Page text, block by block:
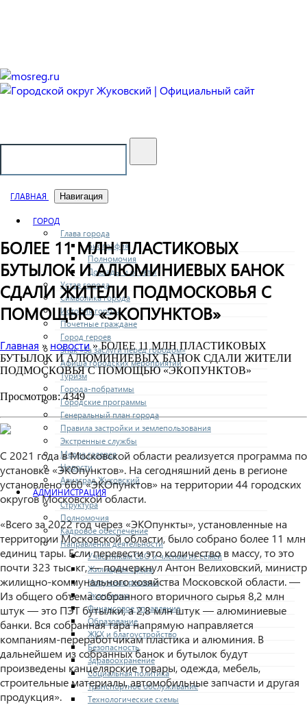
ГЛАВНАЯ Навигация
ГОРОД
Глава города
Биография
Полномочия
Доклады и отчеты
Устав города
Символика города
История города
Почетные граждане
Город героев
Знак «За заслуги перед городом»
Афиша городских мероприятий
Туризм
Города-побратимы
Городские программы
Генеральный план города
Правила застройки и землепользования
Экстренные службы
Медиа галерея
Новости
Авиаград Жуковский
АДМИНИСТРАЦИЯ
Структура
Полномочия
Кадровое обеспечение
Направления деятельности
Участникам СВО и членам их семей
Жилищная сфера
Наружная реклама
Экономика
Финансовое управление
Образование
ЖКХ и благоустройство
Безопасность
Здравоохранение
Социальная политика
Транспортное обслуживание
Технологические схемы
БОЛЕЕ 11 МЛН ПЛАСТИКОВЫХ
БУТЫЛОК И АЛЮМИНИЕВЫХ БАНОК
СДАЛИ ЖИТЕЛИ ПОДМОСКОВЬЯ С
ПОМОЩЬЮ «ЭКОПУНКТОВ»
Главная » новости » БОЛЕЕ 11 МЛН ПЛАСТИКОВЫХ
БУТЫЛОК И АЛЮМИНИЕВЫХ БАНОК СДАЛИ ЖИТЕЛИ
ПОДМОСКОВЬЯ С ПОМОЩЬЮ «ЭКОПУНКТОВ»
Просмотров: 4349
С 2021 года в Московской области реализуется программа по
установке «ЭКОпунктов». На сегодняшний день в регионе
установлено 660 «ЭКОпунктов» на территории 44 городских
округов Московской области.
«Всего за 2022 год через «ЭКОпункты», установленные на
территории Московской области, было собрано более 11 млн
единиц тары. Если перевести это количество в массу, то это
почти 323 тыс. кг, — подчеркнул Антон Велиховский, министр
жилищно-коммунального хозяйства Московской области. —
Из общего объема собранного вторичного сырья 8,2 млн
штук — это ПЭТ бутылки, а 2,8 млн штук — алюминиевые
банки. Вся собранная тара напрямую направляется
компаниям-переработчикам пластика и алюминия. В
дальнейшем из собранных банок и бутылок будут
произведены канцелярские товары, одежда, мебель,
строительные материалы, автомобильные запчасти и другая
продукция».